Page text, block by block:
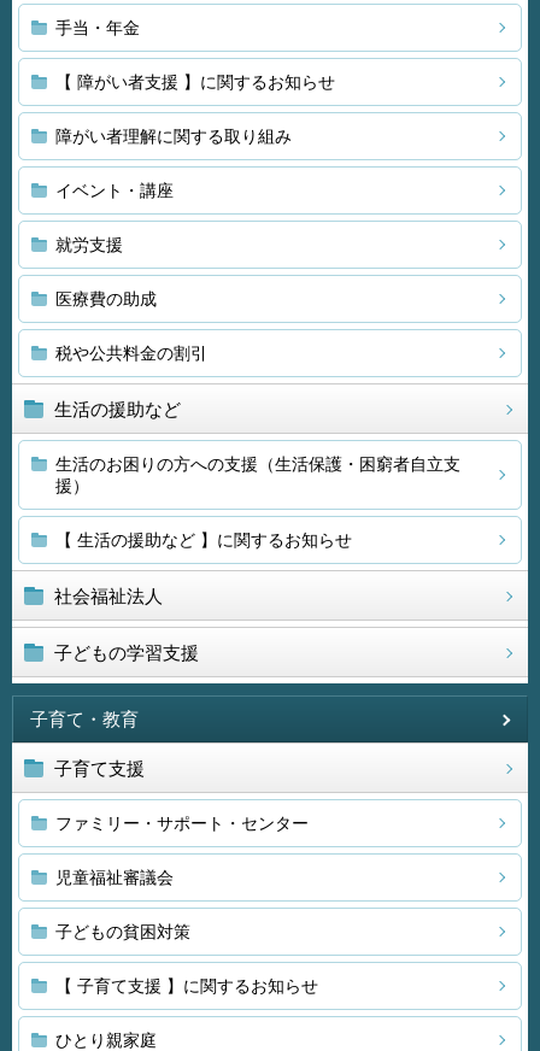
手当・年金
【 障がい者支援 】に関するお知らせ
障がい者理解に関する取り組み
イベント・講座
就労支援
医療費の助成
税や公共料金の割引
生活の援助など
生活のお困りの方への支援（生活保護・困窮者自立支
援）
【 生活の援助など 】に関するお知らせ
社会福祉法人
子どもの学習支援
子育て・教育
子育て支援
ファミリー・サポート・センター
児童福祉審議会
子どもの貧困対策
【 子育て支援 】に関するお知らせ
ひとり親家庭